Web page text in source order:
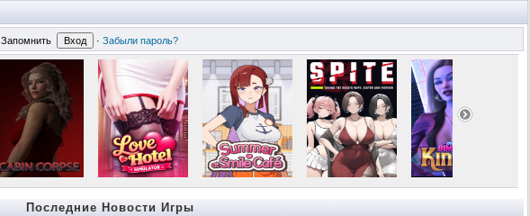
Запомнить · Забыли пароль?
Последние Новости Игры